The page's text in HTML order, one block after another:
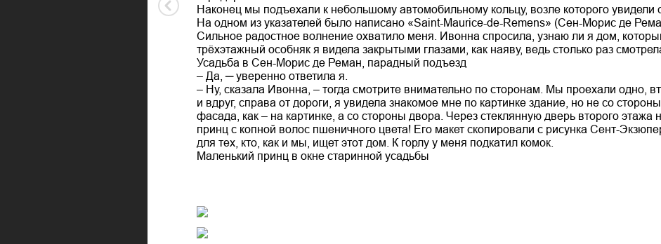
Наконец мы подъехали к небольшому автомобильному кольцу, возле которого увидели
На одном из указателей было написано «Saint-Maurice-de-Rеmens» (Сен-Морис де
Сильное радостное волнение охватило меня. Ивонна спросила, узнаю ли я дом,
трёхэтажный особняк я видела закрытыми глазами, как наяву, ведь столько раз
Усадьба в Сен-Морис де Реман, парадный подъезд
– Да, ─ уверенно ответила я.
– Ну, сказала Ивонна, – тогда смотрите внимательно по сторонам. Мы проехали одно,
и вдруг, справа от дороги, я увидела знакомое мне по картинке здание, но не со
фасада, как – на картинке, а со стороны двора. Через стеклянную дверь второго этажа
принц с копной волос пшеничного цвета! Его макет скопировали с рисунка Сент-
для тех, кто, как и мы, ищет этот дом. К горлу у меня подкатил комок.
Маленький принц в окне старинной усадьбы